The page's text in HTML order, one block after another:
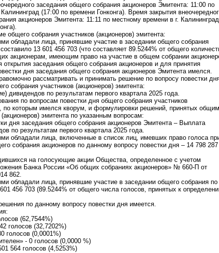
заседания общего собрания акционеров Эмитента: 11:00 по
(17:00 по времени Гонконга). Время закрытия
акционеров Эмитента: 11:11 по местному времени в г. Калининград
общего собрания участников (акционеров) эмитента:
обладали лица, принявшие участие в заседании общего собрания
13 601 456 703 (что составляет 89.5244% от общего
акционерам, имеющим право на участие в общем собрании
заседания общего собрания акционеров и для принятия
дня заседания общего собрания акционеров Эмитента имелся.
рассматривать и принимать решение по вопросу повестки
собрания участников (акционеров) эмитента:
дивидендов по результатам первого квартала 2025 года.
по вопросам повестки дня общего собрания участников
по которым имелся кворум, и формулировки решений, принятых общим
эмитента по указанным вопросам:
дня заседания общего собрания акционеров Эмитента – Выплата
по результатам первого квартала 2025 года.
обладали лица, включенные в список лиц, имевших право голоса
собрания акционеров по данному вопросу повестки дня – 14 798 287
на голосующие акции Общества, определенное с учетом
Банка России «Об общих собраниях акционеров» № 660-П от
862.
обладали лица, принявшие участие в заседании общего собрания по
456 703 (89.5244% от общего числа голосов, принятых к
по данному вопросу повестки дня имеется.
(62,7544%)
голосов (32,7202%)
голосов (0,0001%)
- 0 голосов (0,0000 %)
564 голосов (4,5253%)